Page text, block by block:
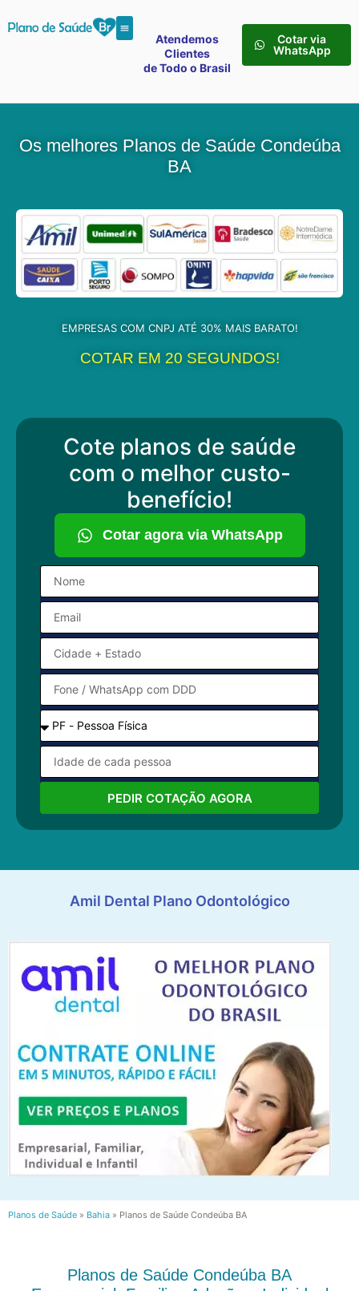
Atendemos
Clientes
de Todo o Brasil
Cotar via
WhatsApp
Os melhores Planos de Saúde Condeúba
BA
EMPRESAS COM CNPJ ATÉ 30% MAIS BARATO!
COTAR EM 20 SEGUNDOS!​
Cote planos de saúde
com o melhor custo-
benefício!
Cotar agora via WhatsApp
PEDIR COTAÇÃO AGORA
Amil Dental Plano Odontológico
Planos de Saúde » Bahia » Planos de Saúde Condeúba BA
Planos de Saúde Condeúba BA